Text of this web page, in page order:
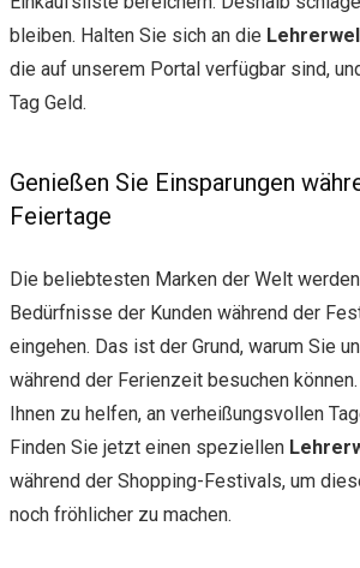
bleiben. Halten Sie sich an die
die auf unserem Portal verfügbar sind,
Tag Geld.
Genießen Sie Einsparungen
Feiertage
Die beliebtesten Marken der Welt
Bedürfnisse der Kunden während der
eingehen. Das ist der Grund, warum Sie
während der Ferienzeit besuchen
Ihnen zu helfen, an verheißungsvollen
Finden Sie jetzt einen speziellen
während der Shopping-Festivals, um
noch fröhlicher zu machen.